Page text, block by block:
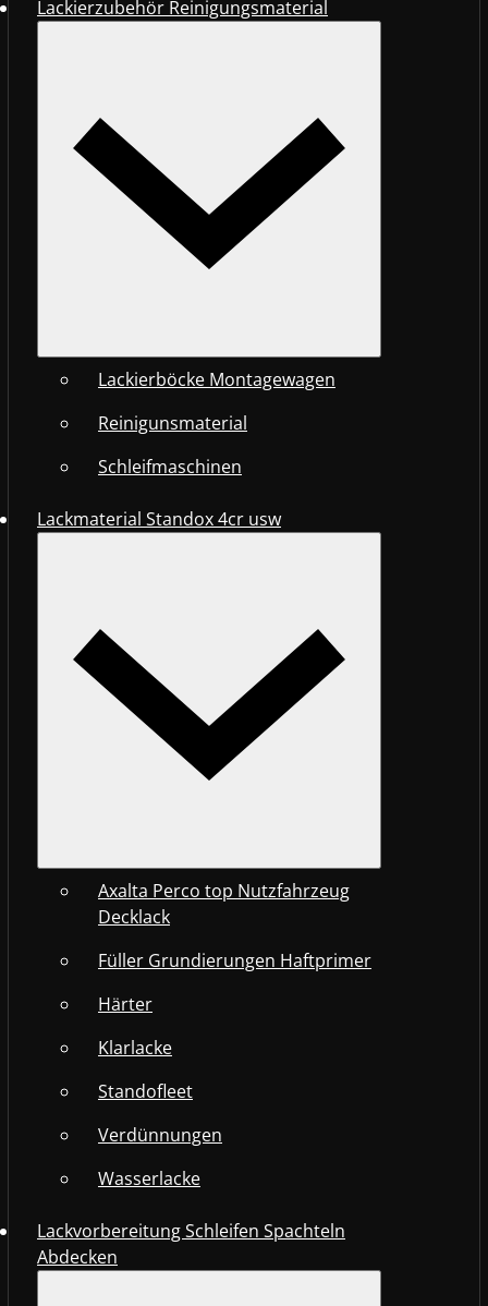
Lackierzubehör Reinigungsmaterial
Lackierböcke Montagewagen
Reinigunsmaterial
Schleifmaschinen
Lackmaterial Standox 4cr usw
Axalta Perco top Nutzfahrzeug
Decklack
Füller Grundierungen Haftprimer
Härter
Klarlacke
Standofleet
Verdünnungen
Wasserlacke
Lackvorbereitung Schleifen Spachteln
Abdecken